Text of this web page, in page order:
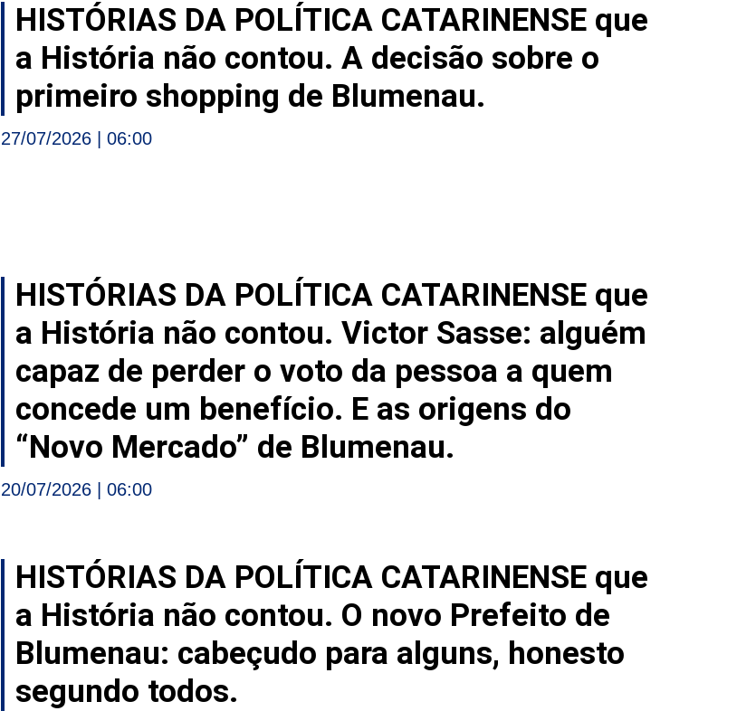
HISTÓRIAS DA POLÍTICA CATARINENSE que
a História não contou. A decisão sobre o
primeiro shopping de Blumenau.
27/07/2026 06:00
HISTÓRIAS DA POLÍTICA CATARINENSE que
a História não contou. Victor Sasse: alguém
capaz de perder o voto da pessoa a quem
concede um benefício. E as origens do
“Novo Mercado” de Blumenau.
20/07/2026 06:00
HISTÓRIAS DA POLÍTICA CATARINENSE que
a História não contou. O novo Prefeito de
Blumenau: cabeçudo para alguns, honesto
segundo todos.